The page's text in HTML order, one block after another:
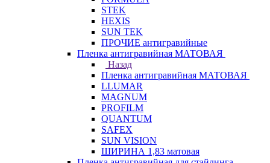
STEK
HEXIS
SUN TEK
ПРОЧИЕ антигравийные
Пленка антигравийная МАТОВАЯ
Назад
Пленка антигравийная МАТОВАЯ
LLUMAR
MAGNUM
PROFILM
QUANTUM
SAFEX
SUN VISION
ШИРИНА 1,83 матовая